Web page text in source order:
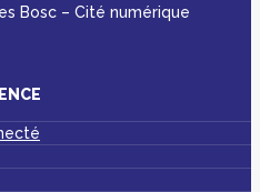
Bosc – Cité numérique